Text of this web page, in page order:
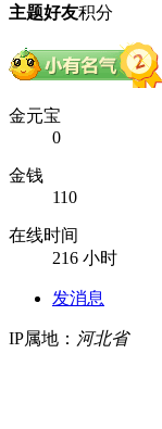
主题好友积分
金元宝
0
金钱
110
在线时间
216 小时
发消息
IP属地： 河北省